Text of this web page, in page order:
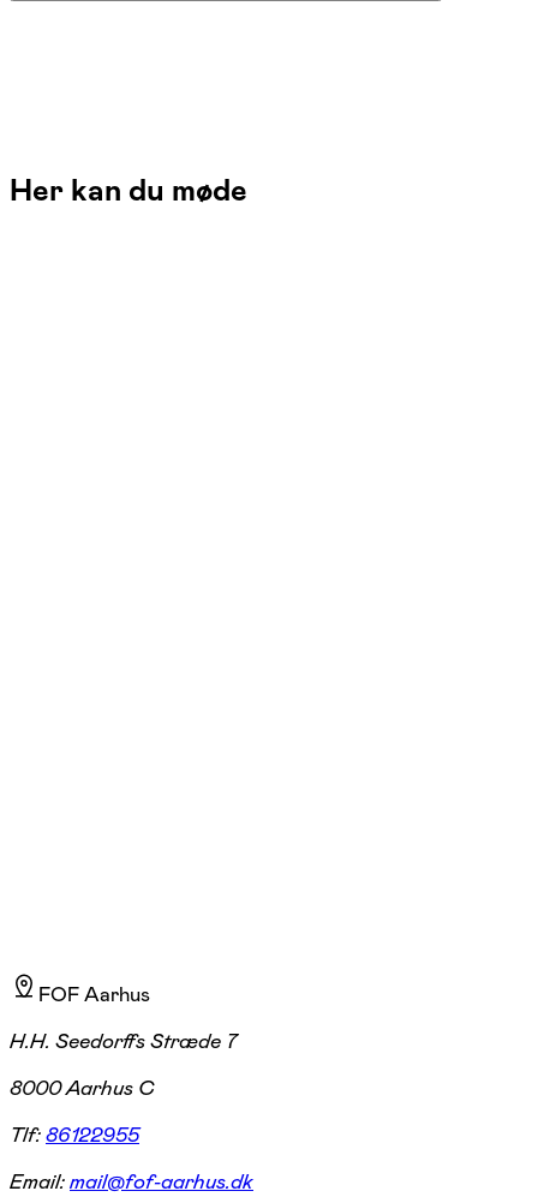
Her kan du møde
FOF Aarhus
H.H. Seedorffs Stræde 7
8000 Aarhus C
Tlf:86122955
Email:mail@fof-aarhus.dk